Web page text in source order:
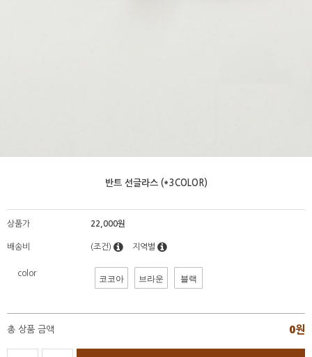
반트 선글라스 (*3COLOR)
상품가 22,000원
배송비 (조건) 지역별
color 코코아 브라운 블랙
총 상품 금액 0원